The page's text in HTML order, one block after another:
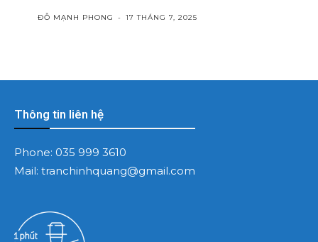
ĐỖ MẠNH PHONG - 17 THÁNG 7, 2025
Thông tin liên hệ
Phone: 035 999 3610
Mail: tranchinhquang@gmail.com